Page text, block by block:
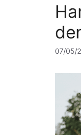
07/05/